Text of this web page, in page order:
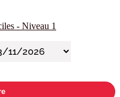
- Niveau 1